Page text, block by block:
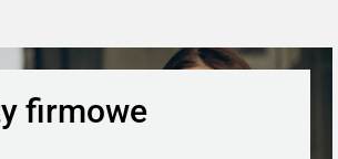
firmowe